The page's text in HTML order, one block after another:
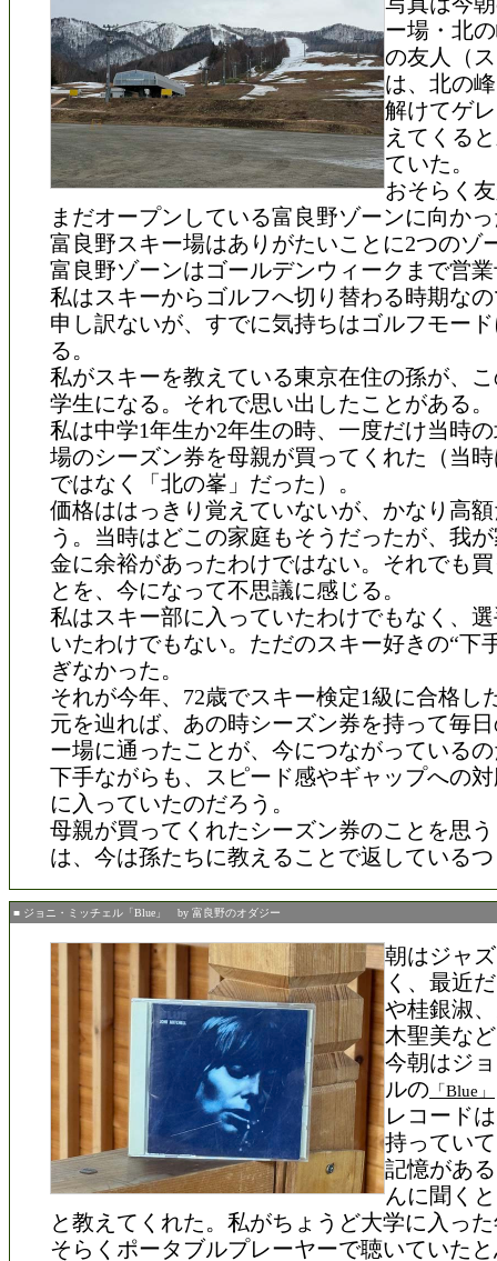
ー場・北
の友人（
は、北の
解けてゲ
えてくる
ていた。
おそらく
まだオープンしている富良野ゾーンに向か
富良野スキー場はありがたいことに2つのゾ
富良野ゾーンはゴールデンウィークまで営
私はスキーからゴルフへ切り替わる時期な
申し訳ないが、すでに気持ちはゴルフモー
る。
私がスキーを教えている東京在住の孫が、
学生になる。それで思い出したことがある。
私は中学1年生か2年生の時、一度だけ当時
場のシーズン券を母親が買ってくれた（当
ではなく「北の峯」だった）。
価格ははっきり覚えていないが、かなり高
う。当時はどこの家庭もそうだったが、我
金に余裕があったわけではない。それでも
とを、今になって不思議に感じる。
私はスキー部に入っていたわけでもなく、
いたわけでもない。ただのスキー好きの“下
ぎなかった。
それが今年、72歳でスキー検定1級に合格し
元を辿れば、あの時シーズン券を持って毎
ー場に通ったことが、今につながっている
下手ながらも、スピード感やギャップへの
に入っていたのだろう。
母親が買ってくれたシーズン券のことを思
は、今は孫たちに教えることで返している
■ ジョニ・ミッチェル「Blue」 by 富良野のオダジー
朝はジャ
く、最近
や桂銀淑
木聖美な
今朝はジ
ルの 「Blue」
レコード
持ってい
記憶があ
んに聞く
と教えてくれた。私がちょうど大学に入っ
そらくポータブルプレーヤーで聴いていた